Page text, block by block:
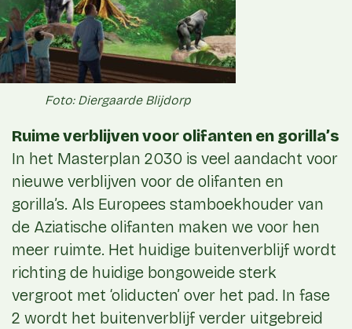
Foto: Diergaarde Blijdorp
Ruime verblijven voor olifanten en gorilla’s
In het Masterplan 2030 is veel aandacht voor
nieuwe verblijven voor de olifanten en
gorilla’s. Als Europees stamboekhouder van
de Aziatische olifanten maken we voor hen
meer ruimte. Het huidige buitenverblijf wordt
richting de huidige bongoweide sterk
vergroot met ‘oliducten’ over het pad. In fase
2 wordt het buitenverblijf verder uitgebreid